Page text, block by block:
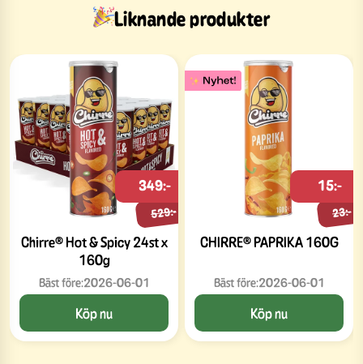
Liknande produkter
Chirre® Hot & Spicy 24st x
160g
529:-
349:-
Bäst före:2026-06-01
Köp nu
CHIRRE® PAPRIKA 160G
23:-
15:-
Bäst före:2026-06-01
Köp nu